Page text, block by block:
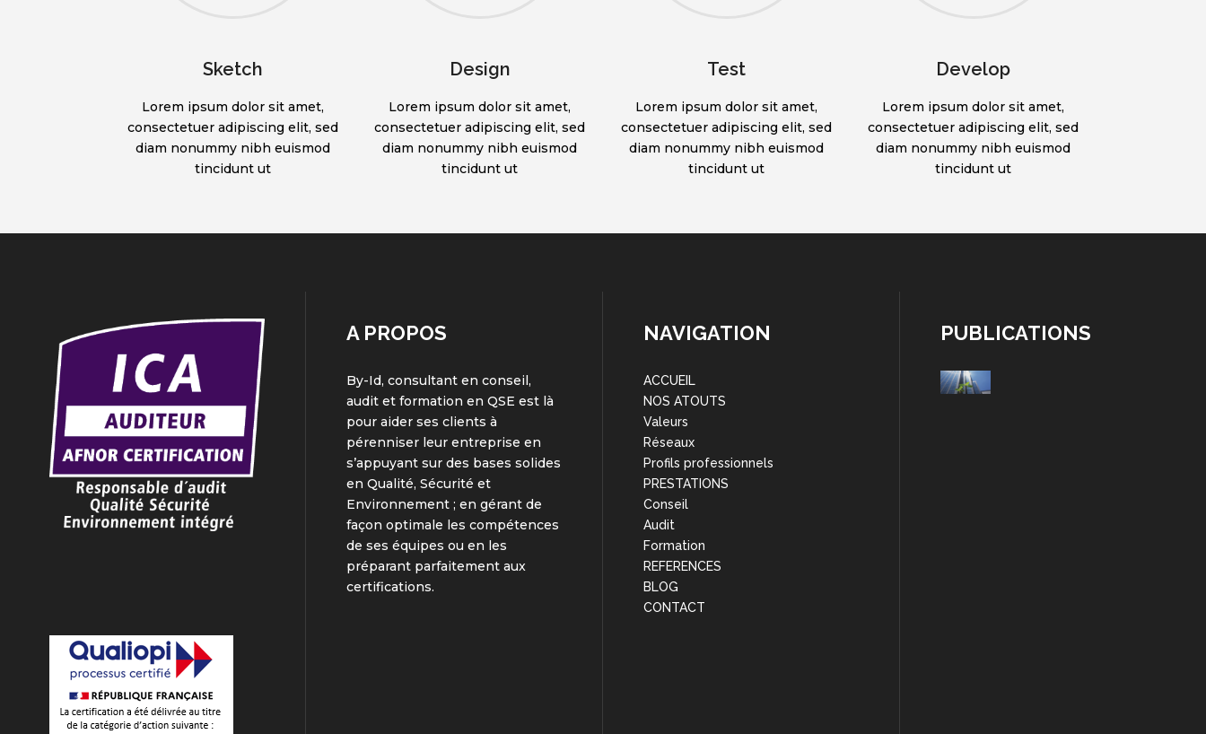
Sketch
Lorem ipsum dolor sit amet,
consectetuer adipiscing elit, sed
diam nonummy nibh euismod
tincidunt ut
Design
Lorem ipsum dolor sit amet,
consectetuer adipiscing elit, sed
diam nonummy nibh euismod
tincidunt ut
Test
Lorem ipsum dolor sit amet,
consectetuer adipiscing elit, sed
diam nonummy nibh euismod
tincidunt ut
Develop
Lorem ipsum dolor sit amet,
consectetuer adipiscing elit, sed
diam nonummy nibh euismod
tincidunt ut
A PROPOS
By-Id, consultant en conseil,
audit et formation en QSE est là
pour aider ses clients à
pérenniser leur entreprise en
s’appuyant sur des bases solides
en Qualité, Sécurité et
Environnement ; en gérant de
façon optimale les compétences
de ses équipes ou en les
préparant parfaitement aux
certifications.
NAVIGATION
ACCUEIL
NOS ATOUTS
Valeurs
Réseaux
Profils professionnels
PRESTATIONS
Conseil
Audit
Formation
REFERENCES
BLOG
CONTACT
PUBLICATIONS